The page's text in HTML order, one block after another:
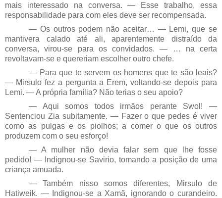
mais interessado na conversa. — Esse trabalho, essa
responsabilidade para com eles deve ser recompensada.
— Os outros podem não aceitar… — Lemi, que se
mantivera calado até ali, aparentemente distraído da
conversa, virou-se para os convidados. — … na certa
revoltavam-se e quereriam escolher outro chefe.
— Para que te servem os homens que te são leais?
— Mirsulo fez a pergunta a Erem, voltando-se depois para
Lemi. — A própria família? Não terias o seu apoio?
— Aqui somos todos irmãos perante Swol! —
Sentenciou Zia subitamente. — Fazer o que pedes é viver
como as pulgas e os piolhos; a comer o que os outros
produzem com o seu esforço!
— A mulher não devia falar sem que lhe fosse
pedido! — Indignou-se Savirio, tomando a posição de uma
criança amuada.
— Também nisso somos diferentes, Mirsulo de
Hatiweik. — Indignou-se a Xamã, ignorando o curandeiro.